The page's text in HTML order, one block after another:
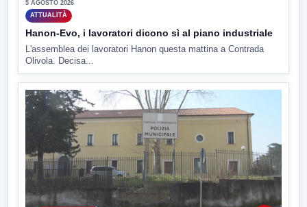
5 AGOSTO 2026
ATTUALITÀ
Hanon-Evo, i lavoratori dicono sì al piano industriale
L'assemblea dei lavoratori Hanon questa mattina a Contrada
Olivola. Decisa...